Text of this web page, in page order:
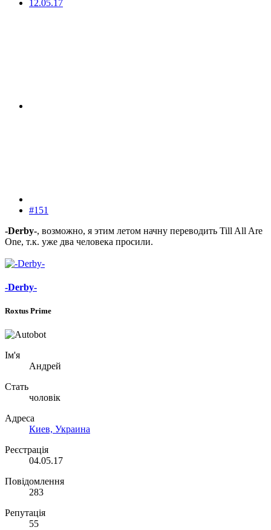
12.05.17
#151
-Derby-, возможно, я этим летом начну переводить Till All Are
One, т.к. уже два человека просили.
-Derby-
Roxtus Prime
Ім'я
Андрей
Стать
чоловік
Адреса
Киев, Украина
Реєстрація
04.05.17
Повідомлення
283
Репутація
55